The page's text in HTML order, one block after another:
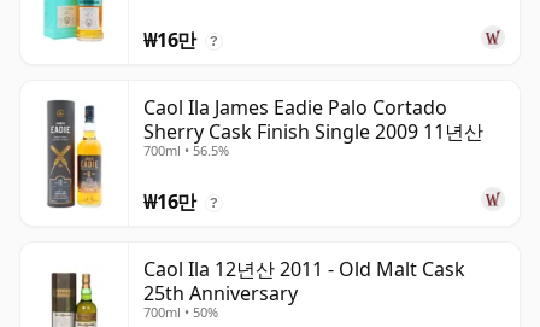
₩16만 ?
Caol Ila James Eadie Palo Cortado
Sherry Cask Finish Single 2009 11년산
700ml • 56.5%
₩16만 ?
Caol Ila 12년산 2011 - Old Malt Cask
25th Anniversary
700ml • 50%